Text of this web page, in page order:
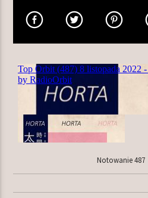
SAW YOU STAND
GRETA VAN FLEET
TERAZ W RAMÓWCE
LIGHT ORBIT
06:00 12:00
INDIE ORBITNotowanie 487